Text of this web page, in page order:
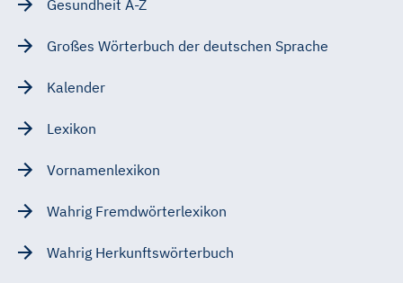
Gesundheit A-Z
Großes Wörterbuch der deutschen Sprache
Kalender
Lexikon
Vornamenlexikon
Wahrig Fremdwörterlexikon
Wahrig Herkunftswörterbuch